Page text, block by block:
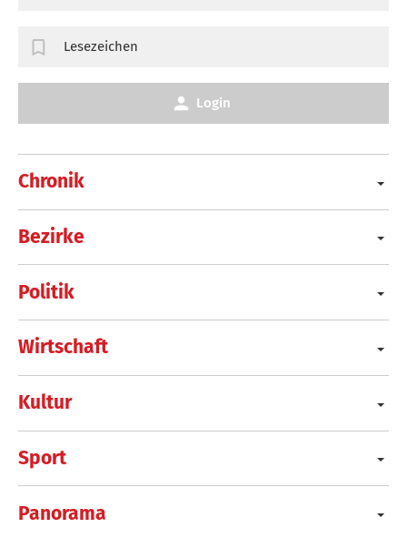
Chronik
Bezirke
Politik
Wirtschaft
Kultur
Sport
Panorama
Lesezeichen
Login